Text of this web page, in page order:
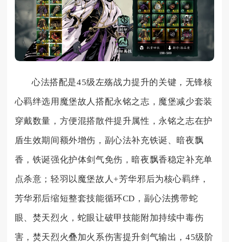
心法搭配是45级左殇战力提升的关键，无锋核
心羁绊选用魔堡故人搭配永铭之志，魔堡减少套装
穿戴数量，方便混搭散件提升属性，永铭之志在护
盾生效期间额外增伤，副心法补充铁诞、暗夜飘
香，铁诞强化护体剑气免伤，暗夜飘香稳定补充单
点杀意；轻羽以魔堡故人+芳华邪后为核心羁绊，
芳华邪后缩短整套技能循环CD，副心法携带蛇
眼、焚天烈火，蛇眼让破甲技能附加持续中毒伤
害，焚天烈火叠加火系伤害提升剑气输出，45级阶